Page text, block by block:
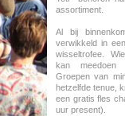
assortiment.
Al bij
verwikkeld in
wisseltrofee.
kan meedoen
Groepen van
hetzelfde tenue,
een gratis fles
uur present).